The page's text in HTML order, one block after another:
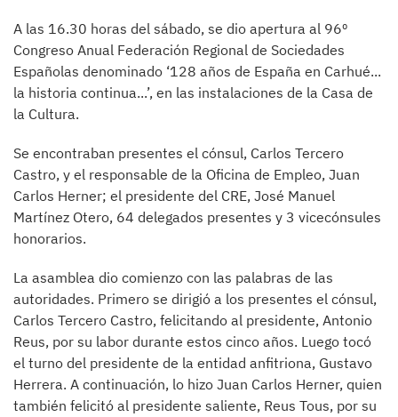
A las 16.30 horas del sábado, se dio apertura al 96º
Congreso Anual Federación Regional de Sociedades
Españolas denominado ‘128 años de España en Carhué...
la historia continua...’, en las instalaciones de la Casa de
la Cultura.
Se encontraban presentes el cónsul, Carlos Tercero
Castro, y el responsable de la Oficina de Empleo, Juan
Carlos Herner; el presidente del CRE, José Manuel
Martínez Otero, 64 delegados presentes y 3 vicecónsules
honorarios.
La asamblea dio comienzo con las palabras de las
autoridades. Primero se dirigió a los presentes el cónsul,
Carlos Tercero Castro, felicitando al presidente, Antonio
Reus, por su labor durante estos cinco años. Luego tocó
el turno del presidente de la entidad anfitriona, Gustavo
Herrera. A continuación, lo hizo Juan Carlos Herner, quien
también felicitó al presidente saliente, Reus Tous, por su